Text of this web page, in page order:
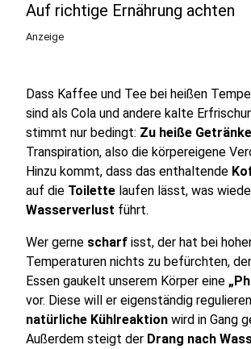
Auf richtige Ernährung achten
Anzeige
Dass Kaffee und Tee bei heißen
sind als Cola und andere kalte
stimmt nur bedingt: Zu heiße Getränke
Transpiration, also die körpereigene
Hinzu kommt, dass das enthaltende
auf die Toilette laufen lässt, was
Wasserverlust führt.
Wer gerne scharf isst, der hat bei
Temperaturen nichts zu befürchten,
Essen gaukelt unserem Körper eine
vor. Diese will er eigenständig
natürliche Kühlreaktion wird in Gang
Außerdem steigt der Drang nach